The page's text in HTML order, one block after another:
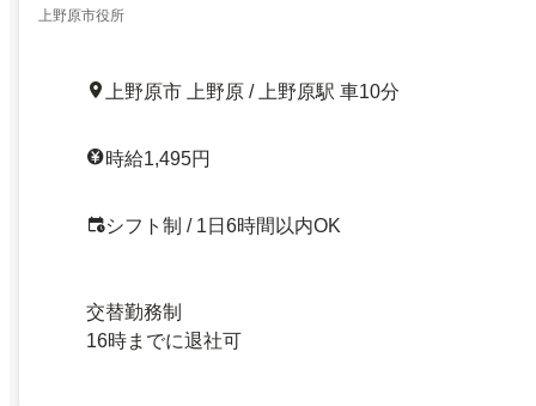
上野原市役所
上野原市 上野原 / 上野原駅 車10分
時給1,495円
シフト制 / 1日6時間以内OK
交替勤務制
16時までに退社可